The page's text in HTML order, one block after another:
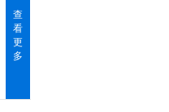
查
看
更
多